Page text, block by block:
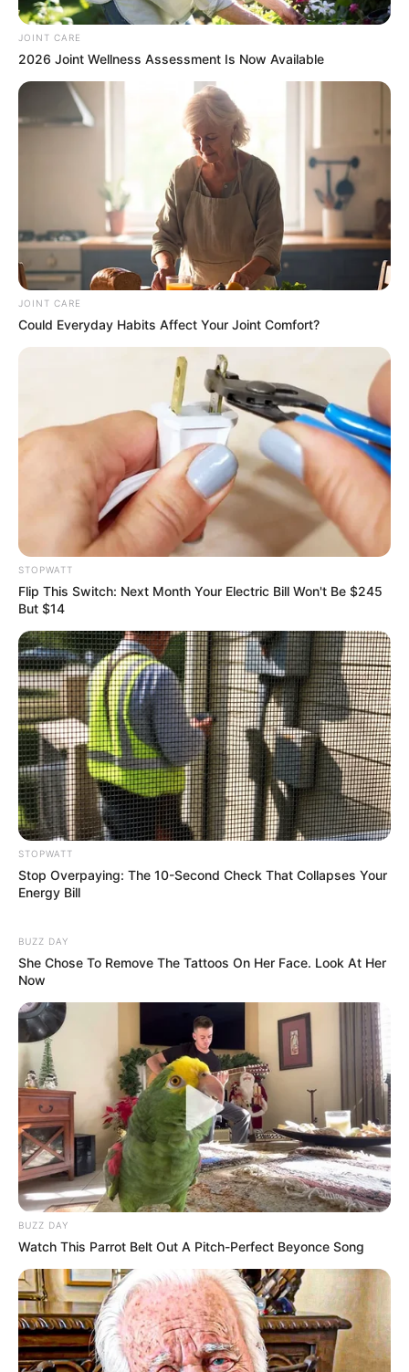
$20,000 In Personal Debt? You're Being Bleed Dry
Every Single Month
JG WENTWORTH
A Duel Between A Cat And A Bird Is Captivating The
Bear Approaches Cat: What Happens Next Is Pure
Magic
BUZZ DAY
Remember Hensel Twins? Grab Tissues Before You
See Them Now
BUZZ DAY
Japan's Oldest Doctors Say Memory Loss Isn't Age:
Just Stop Eating These 3 Foods
NEUROMIND PRO
Japan's Oldest Doctors Say Memory Loss Isn't Age:
Just Stop Drinking These 3 Beverages
NEUROMIND PRO
JOINT CARE
2026 Joint Wellness Assessment Is Now Available
JOINT CARE
Could Everyday Habits Affect Your Joint Comfort?
STOPWATT
Flip This Switch: Next Month Your Electric Bill Won't Be $245
But $14
STOPWATT
Stop Overpaying: The 10-Second Check That Collapses Your
Energy Bill
BUZZ DAY
She Chose To Remove The Tattoos On Her Face. Look At Her
Now
BUZZ DAY
Watch This Parrot Belt Out A Pitch-Perfect Beyonce Song